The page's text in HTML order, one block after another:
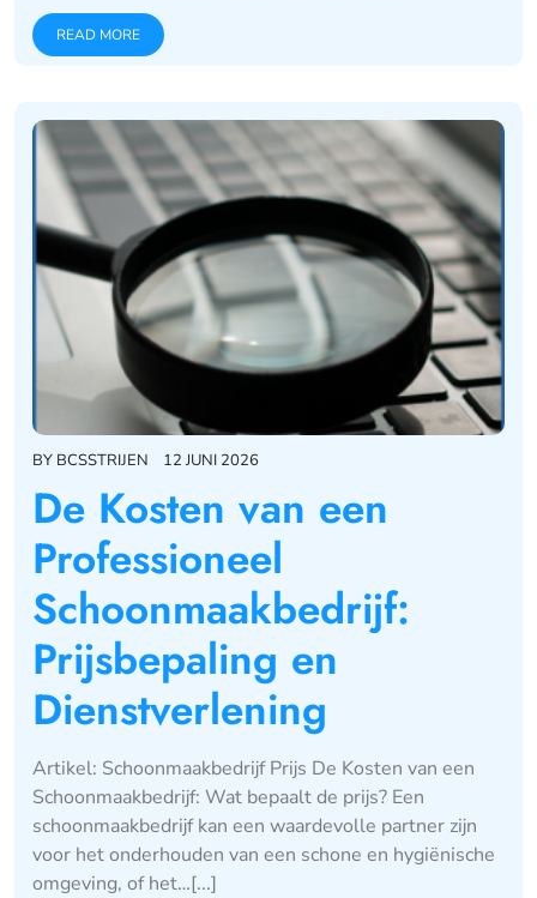
READ MORE
BY BCSSTRIJEN 12 JUNI 2026
De Kosten van een
Professioneel
Schoonmaakbedrijf:
Prijsbepaling en
Dienstverlening
Artikel: Schoonmaakbedrijf Prijs De Kosten van een
Schoonmaakbedrijf: Wat bepaalt de prijs? Een
schoonmaakbedrijf kan een waardevolle partner zijn
voor het onderhouden van een schone en hygiënische
omgeving, of het…[...]